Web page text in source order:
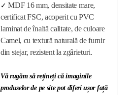
✓ MDF 16 mm, densitate mare,
certificat FSC, acoperit cu PVC
laminat de înaltă calitate, de culoare
Camel, cu textură naturală de furnir
din stejar, rezistent la zgârieturi.
Vă rugăm să rețineți că imaginile
produselor de pe site pot diferi ușor față